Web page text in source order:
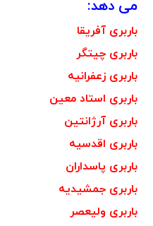
می دهد:
باربری آفریقا
باربری چیتگر
باربری زعفرانیه
باربری استاد معین
باربری آرژانتین
باربری اقدسیه
باربری پاسداران
باربری جمشیدیه
باربری ولیعصر